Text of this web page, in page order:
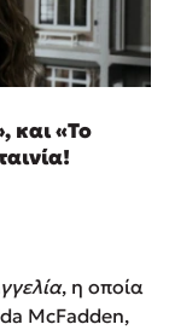
και «Το
, η οποία
McFadden,